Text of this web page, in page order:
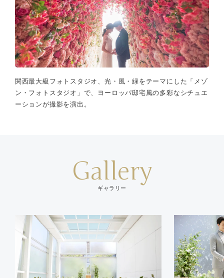
関西最大級フォトスタジオ、光・風・緑をテーマにした「メゾ
ン・フォトスタジオ」で、ヨーロッパ邸宅風の多彩なシチュエ
ーションが撮影を演出。
Gallery
ギャラリー